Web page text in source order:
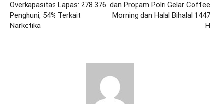
Overkapasitas Lapas: 278.376
Penghuni, 54% Terkait
Narkotika
dan Propam Polri Gelar Coffee
Morning dan Halal Bihalal 1447
H